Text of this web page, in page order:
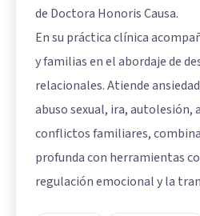
de Doctora Honoris Causa.
En su práctica clínica
y familias en el abordaje de
relacionales. Atiende
abuso sexual, ira, autolesión,
conflictos familiares,
profunda con herramientas
regulación emocional y la